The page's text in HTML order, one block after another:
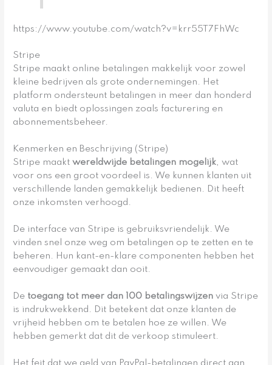
https://www.youtube.com/watch?v=krr55T7FhWc
Stripe
Stripe maakt online betalingen makkelijk voor zowel
kleine bedrijven als grote ondernemingen. Het
platform ondersteunt betalingen in meer dan honderd
valuta en biedt oplossingen zoals facturering en
abonnementsbeheer.
Kenmerken en Beschrijving (Stripe)
Stripe maaktwereldwijde betalingen mogelijk, wat
voor ons een groot voordeel is. We kunnen klanten uit
verschillende landen gemakkelijk bedienen. Dit heeft
onze inkomsten verhoogd.
De interface van Stripe is gebruiksvriendelijk. We
vinden snel onze weg om betalingen op te zetten en te
beheren. Hun kant-en-klare componenten hebben het
eenvoudiger gemaakt dan ooit.
De toegang tot meer dan 100 betalingswijzen via Stripe
is indrukwekkend. Dit betekent dat onze klanten de
vrijheid hebben om te betalen hoe ze willen. We
hebben gemerkt dat dit de verkoop stimuleert.